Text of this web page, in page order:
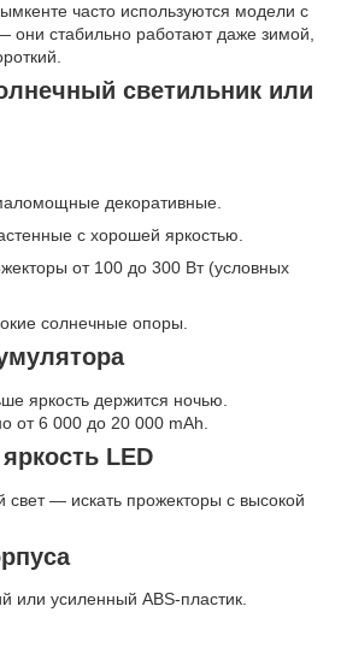
часто используются модели с
стабильно работают даже зимой,
светильник или
декоративные.
с хорошей яркостью.
от 100 до 300 Вт (условных
солнечные опоры.
яркость держится ночью.
от 6 000 до 20 000 mAh.
LED
свет — искать прожекторы с высокой
или усиленный ABS-пластик.